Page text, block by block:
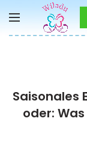
Saisonales
oder: